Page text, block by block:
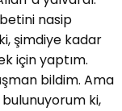
nasip
şimdiye kadar
için yaptım.
bildim. Ama
ki,